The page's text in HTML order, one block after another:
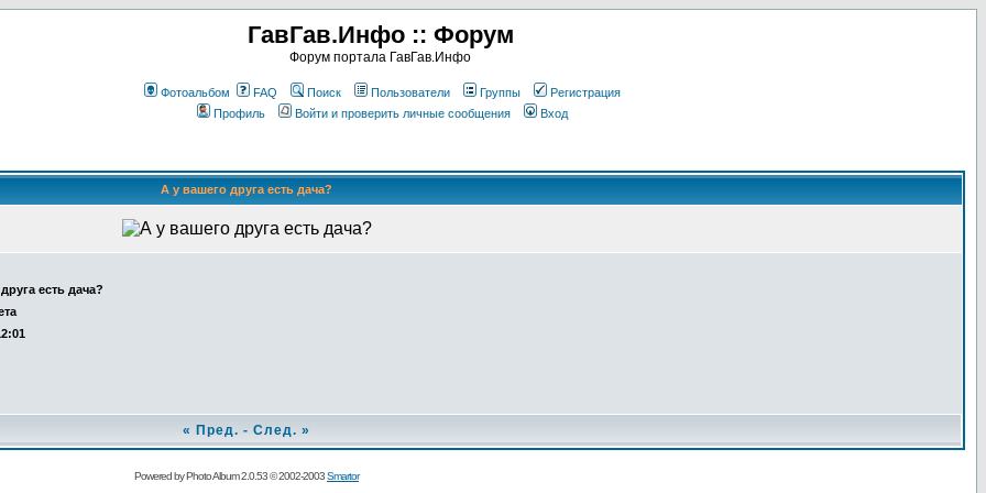
ГавГав.Инфо :: Форум
Форум портала ГавГав.Инфо
Фотоальбом FAQ Поиск Пользователи Группы
Регистрация
Профиль
Войти и проверить личные сообщения Вход
А у вашего друга есть дача?
есть дача?
« Пред. - След. »
Powered by Photo Album 2.0.53 © 2002-2003Smartor